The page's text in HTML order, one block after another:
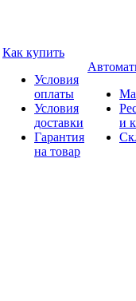
Как купить
Условия
оплаты
Условия
доставки
Гарантия
на товар
и